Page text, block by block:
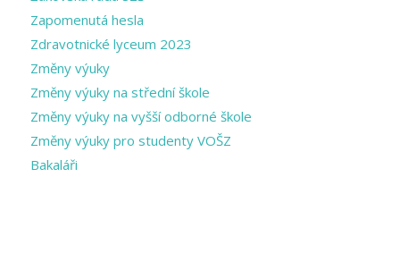
Zapomenutá hesla
Zdravotnické lyceum 2023
Změny výuky
Změny výuky na střední škole
Změny výuky na vyšší odborné škole
Změny výuky pro studenty VOŠZ
Bakaláři